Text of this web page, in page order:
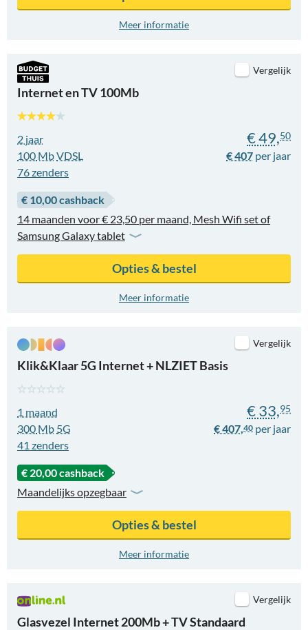
Meer informatie
Vergelijk
Internet en TV 100Mb
2 jaar
100 MbVDSL
76zenders
€ 407
€ 49,50
€ 10,00 cashback
14 maanden voor € 23,50 per maand, Mesh Wifi set of
Samsung Galaxy tablet
Opties & bestel
Meer informatie
Vergelijk
Klik&Klaar 5G Internet + NLZIET Basis
1 maand
300 Mb 5G
41 zenders
€ 407,40
€ 33,95
€ 20,00 cashback
Maandelijks opzegbaar
Opties & bestel
Meer informatie
Vergelijk
Glasvezel Internet 200Mb + TV Standaard